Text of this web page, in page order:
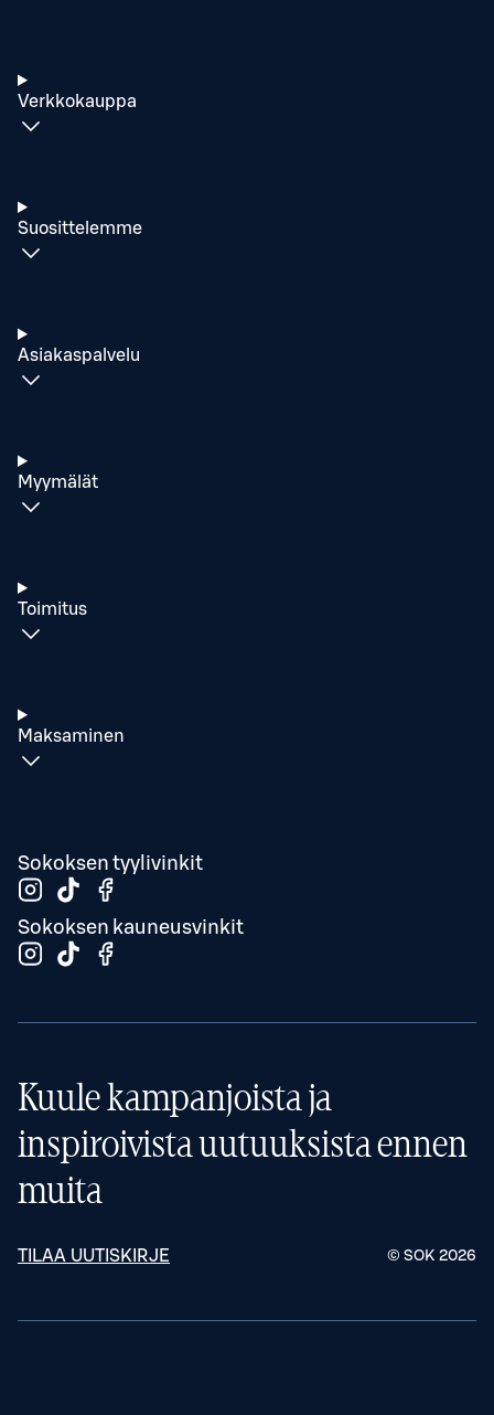
Verkkokauppa
Suosittelemme
Asiakaspalvelu
Myymälät
Toimitus
Maksaminen
Sokoksen tyylivinkit
Sokoksen kauneusvinkit
Kuule kampanjoista ja
inspiroivista uutuuksista ennen
muita
TILAA UUTISKIRJE © SOK 2026